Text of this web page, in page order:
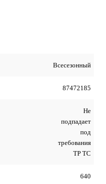
Всесезонный
87472185
Не
подпадает
под
требования
ТР ТС
640